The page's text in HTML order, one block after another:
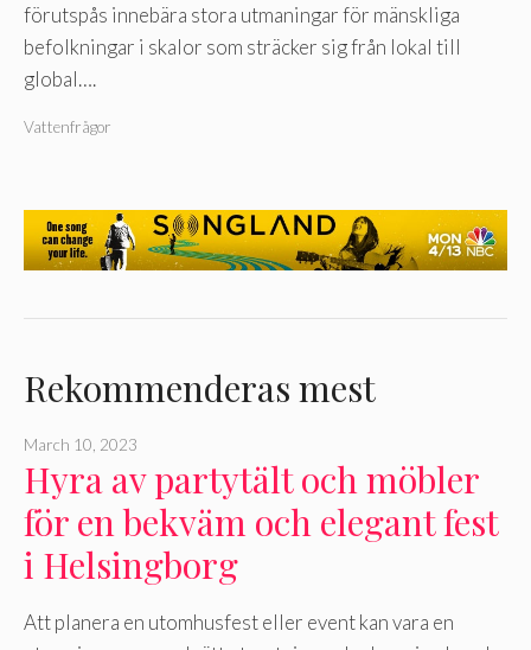
förutspås innebära stora utmaningar för mänskliga
befolkningar i skalor som sträcker sig från lokal till
global….
Vattenfrågor
Rekommenderas mest
Hyra av partytält och möbler
för en bekväm och elegant fest
i Helsingborg
March 10, 2023
Att planera en utomhusfest eller event kan vara en